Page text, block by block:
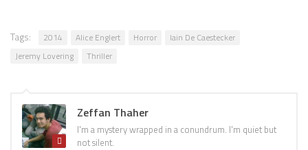
Tags: 2014 Alice Englert Horror
Iain De Caestecker
Jeremy Lovering
Thriller
Zeffan Thaher
I'm a mystery wrapped in a conundrum. I'm quiet but
not silent.